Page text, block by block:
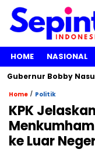
HOME NASIONAL
Bobby Nasution
Home / Politik
KPK
ke Luar